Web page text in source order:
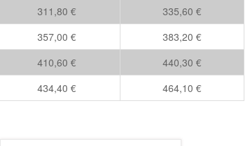
311,80 €
335,60 €
357,00 €
383,20 €
410,60 €
440,30 €
434,40 € 464,10 €